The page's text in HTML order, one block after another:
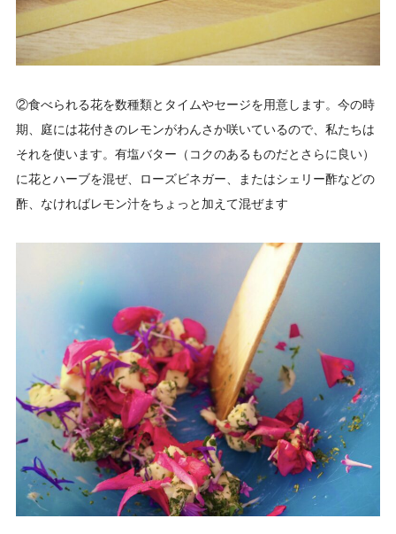
②食べられる花を数種類とタイムやセージを用意します。今の時
期、庭には花付きのレモンがわんさか咲いているので、私たちは
それを使います。有塩バター（コクのあるものだとさらに良い）
に花とハーブを混ぜ、ローズビネガー、またはシェリー酢などの
酢、なければレモン汁をちょっと加えて混ぜます